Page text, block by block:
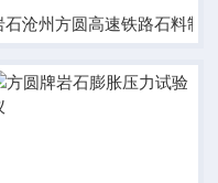
石沧州方圆高速铁路石料制